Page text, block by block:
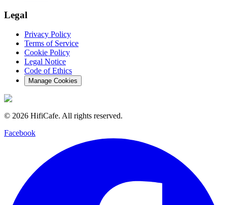
Legal
Privacy Policy
Terms of Service
Cookie Policy
Legal Notice
Code of Ethics
Manage Cookies
© 2026 HifiCafe. All rights reserved.
Facebook